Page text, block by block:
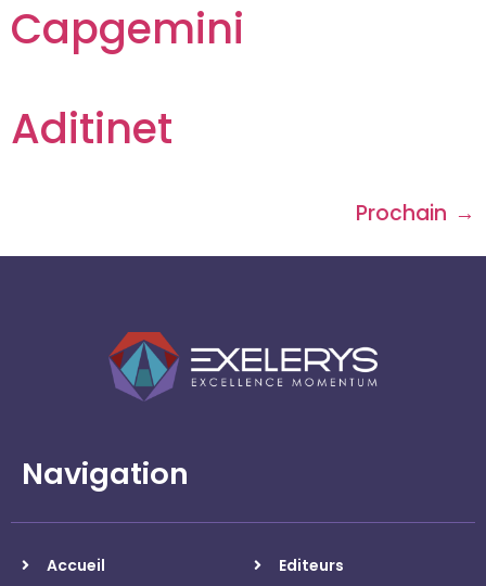
Capgemini
Aditinet
Prochain →
Navigation
Accueil Editeurs